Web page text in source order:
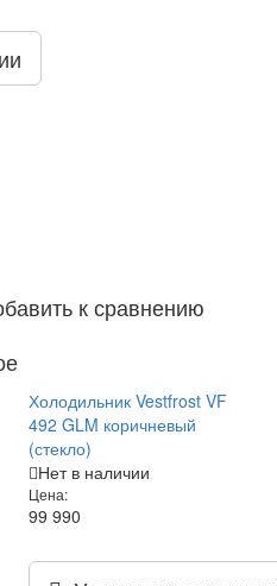
к сравнению
Холодильник Vestfrost VF
492 GLM коричневый
(стекло)
Нет в наличии
Цена:
99 990